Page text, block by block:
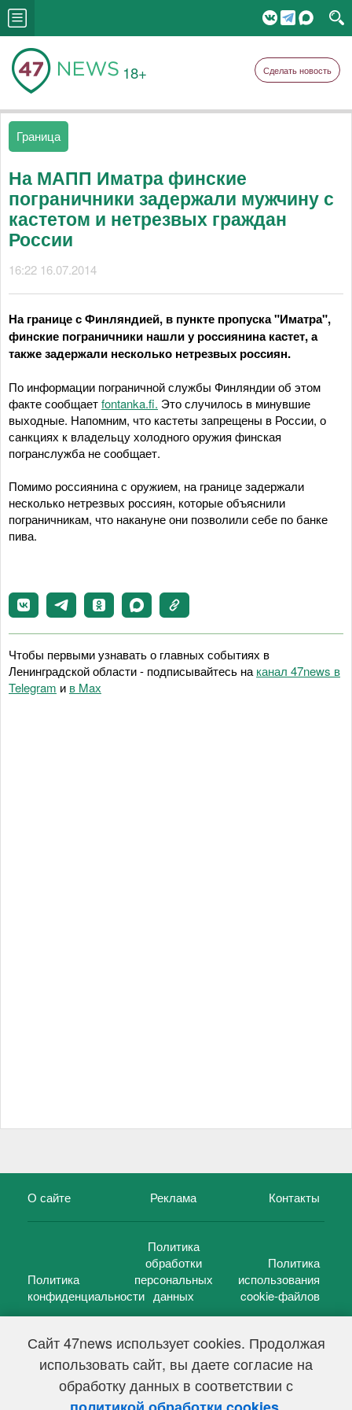
Сайт 47news использует cookies. Продолжая
использовать сайт, вы даете согласие на
обработку данных в соответствии с
18+ Сделать новость
Граница
На МАПП Иматра финские
пограничники задержали мужчину с
кастетом и нетрезвых граждан
России
16:22 16.07.2014
На границе с Финляндией, в пункте пропуска "Иматра",
финские пограничники нашли у россиянина кастет, а
также задержали несколько нетрезвых россиян.
По информации пограничной службы Финляндии об этом
факте сообщаетfontanka.fi. Это случилось в минувшие
выходные. Напомним, что кастеты запрещены в России, о
санкциях к владельцу холодного оружия финская
погранслужба не сообщает.
Помимо россиянина с оружием, на границе задержали
несколько нетрезвых россиян, которые объяснили
пограничникам, что накануне они позволили себе по банке
пива.
Чтобы первыми узнавать о главных событиях в
Ленинградской области - подписывайтесь на канал 47news в
Telegram и в Maх
О сайте Реклама Контакты
Политика
конфиденциальности
Политика
обработки
персональных
данных
Политика
использования
cookie-файлов
47 новостей (47 news)2005 — 2026 г.
Свидетельство о регистрации СМИ Эл № ФС 77-39848, выдано
Федеральной службой по надзору в сфере связи,